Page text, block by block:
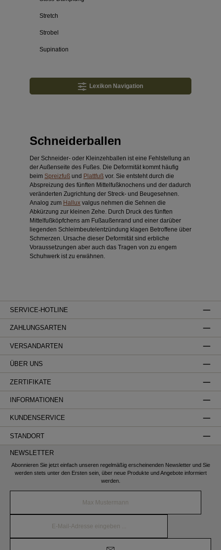
Stretch
Strobel
Supination
Lexikon Navigation
Schneiderballen
Der Schneider- oder Kleinzehballen ist eine Fehlstellung an
der Außenseite des Fußes. Die Deformität kommt häufig
beim Spreizfuß und Plattfuß vor. Sie entsteht durch die
Abspreizung des fünften Mittelfußknochens und der dadurch
veränderten Zugrichtung der Streck- und Beugesehnen.
Analog zum Hallux valgus nehmen die Sehnen die
Abkürzung zur kleinen Zehe. Durch Druck des fünften
Mittelfuß­köpfchens am Fußaußenrand und einer darüber
liegenden Schleimbeutelent­zün­dung klagen Betroffene über
Schmerzen. Ursache dieser Deformität sind erbliche
Voraussetzungen aber auch das Tragen von zu engem
Schuhwerk ist zu erwähnen.
SERVICE-HOTLINE
ZAHLUNGSARTEN
VERSANDARTEN
ÜBER UNS
ZERTIFIKATE
INFORMATIONEN
KUNDENSERVICE
STANDORT
NEWSLETTER
Abonnieren Sie jetzt einfach unseren regelmäßig erscheinenden Newsletter und Sie
werden stets unter den Ersten sein, über neue Produkte und Angebote informiert
werden.
Mail-